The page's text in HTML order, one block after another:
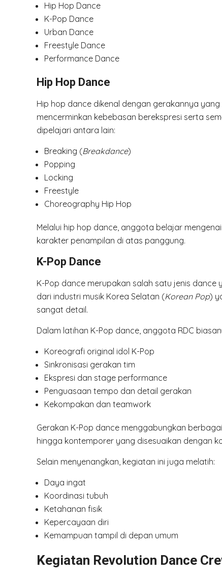
Hip Hop Dance
K-Pop Dance
Urban Dance
Freestyle Dance
Performance Dance
Hip Hop Dance
Hip hop dance dikenal dengan gerakannya
mencerminkan kebebasan berekspresi serta
dipelajari antara lain:
Breaking (Breakdance)
Popping
Locking
Freestyle
Choreography Hip Hop
Melalui hip hop dance, anggota belajar
karakter penampilan di atas panggung.
K-Pop Dance
K-Pop dance merupakan salah satu jenis dance
dari industri musik Korea Selatan (Korean Pop)
sangat detail.
Dalam latihan K-Pop dance, anggota RDC
Koreografi original idol K-Pop
Sinkronisasi gerakan tim
Ekspresi dan stage performance
Penguasaan tempo dan detail gerakan
Kekompakan dan teamwork
Gerakan K-Pop dance menggabungkan
hingga kontemporer yang disesuaikan dengan
Selain menyenangkan, kegiatan ini juga melatih:
Daya ingat
Koordinasi tubuh
Ketahanan fisik
Kepercayaan diri
Kemampuan tampil di depan umum
Kegiatan Revolution Dance